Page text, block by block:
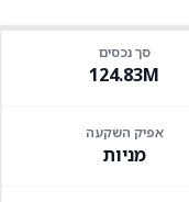
סך נכסים
124.83M
אפיק השקעה
מניות